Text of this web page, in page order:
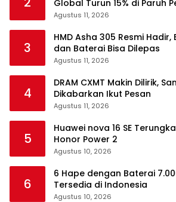
Global Turun 15% di Paruh
Agustus 11, 2026
3
HMD Asha 305 Resmi
dan Baterai Bisa Dilepas
Agustus 11, 2026
4
DRAM CXMT Makin Dilirik,
Dikabarkan Ikut Pesan
Agustus 11, 2026
5
Huawei nova 16 SE
Honor Power 2
Agustus 10, 2026
6
6 Hape dengan Baterai
Tersedia di Indonesia
Agustus 10, 2026